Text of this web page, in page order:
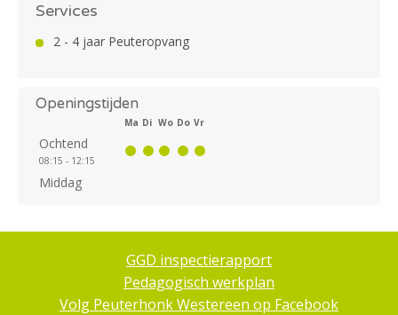
Services
2 - 4 jaar Peuteropvang
Openingstijden
Ma Di Wo Do Vr
Ochtend
08:15 - 12:15
Middag
GGD inspectierapport
Pedagogisch werkplan
Volg Peuterhonk Westereen op Facebook